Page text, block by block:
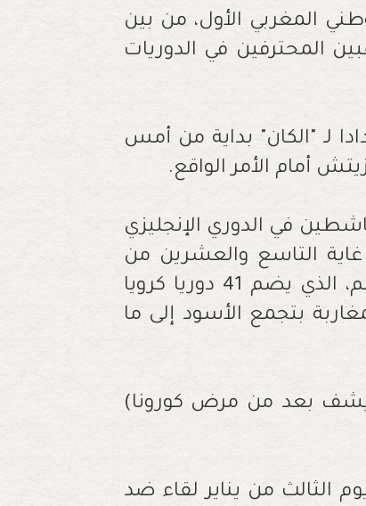
المغربي الأول، من بين
المحترفين في الدوريات
لـ "الكان" بداية من أمس
أمام الأمر الواقع.
في الدوري الإنجليزي
غاية التاسع والعشرين من
الشهر الجاري، لكن ضغط منتدى دوريات العالم، الذي يضم 41 دوريا كرويا
بتجمع الأسود إلى ما
يشف بعد من مرض كورونا)
الثالث من يناير لقاء ضد